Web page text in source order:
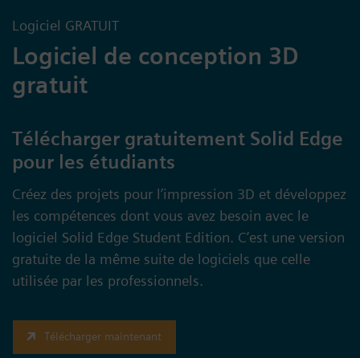
Logiciel GRATUIT
Logiciel de conception 3D
gratuit
Télécharger gratuitement Solid Edge
pour les étudiants
Créez des projets pour l’impression 3D et développez
les compétences dont vous avez besoin avec le
logiciel Solid Edge Student Edition. C’est une version
gratuite de la même suite de logiciels que celle
utilisée par les professionnels.
Télécharger maintenant